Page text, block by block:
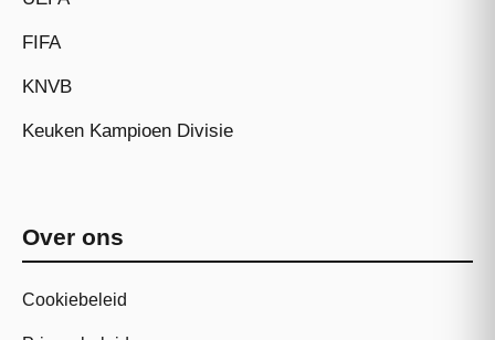
FIFA
KNVB
Keuken Kampioen Divisie
Over ons
Cookiebeleid